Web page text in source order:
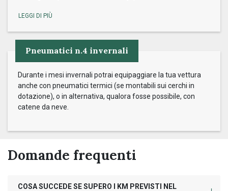
Pneumatici n.4 invernali
Durante i mesi invernali potrai equipaggiare la tua vettura
anche con pneumatici termici (se montabili sui cerchi in
dotazione), o in alternativa, qualora fosse possibile, con
catene da neve.
Domande frequenti
COSA SUCCEDE SE SUPERO I KM PREVISTI NEL